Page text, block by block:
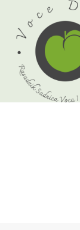
content